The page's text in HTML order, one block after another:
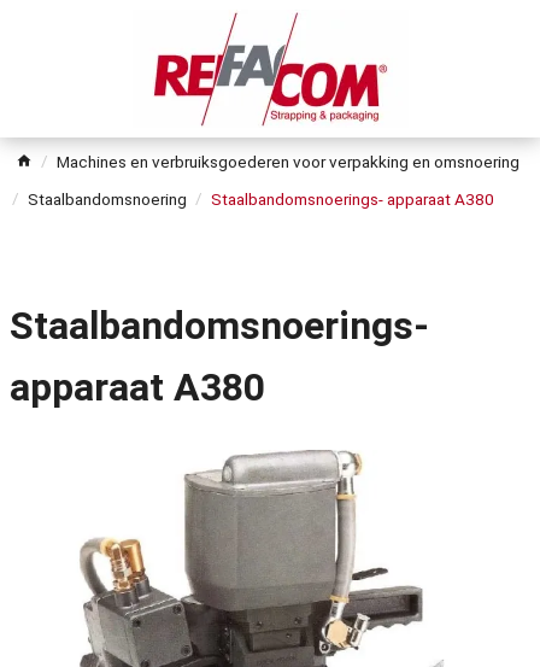
Machines en verbruiksgoederen voor verpakking en omsnoering
Staalbandomsnoering
Staalbandomsnoerings- apparaat A380
Staalbandomsnoerings-
apparaat A380